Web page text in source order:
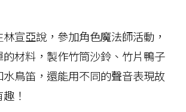
宣亞說，參加角色魔法師活動，
材料，製作竹筒沙鈴、竹片鴨子
鳥笛，還能用不同的聲音表現故
！